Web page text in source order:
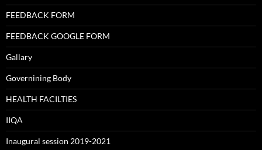
FEEDBACK FORM
FEEDBACK GOOGLE FORM
Gallary
Governining Body
HEALTH FACILTIES
IIQA
Inaugural session 2019-2021